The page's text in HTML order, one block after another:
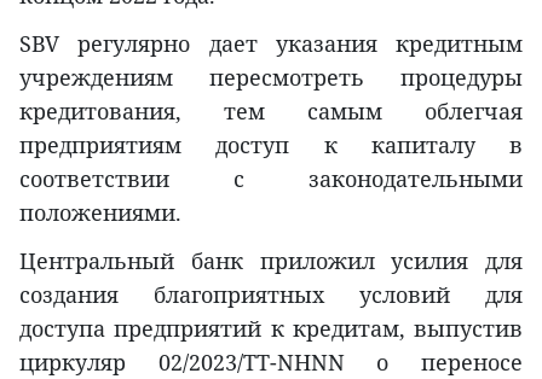
SBV регулярно дает указания кредитным
учреждениям пересмотреть процедуры
кредитования, тем самым облегчая
предприятиям доступ к капиталу в
соответствии с законодательными
положениями.
Центральный банк приложил усилия для
создания благоприятных условий для
доступа предприятий к кредитам, выпустив
циркуляр 02/2023/TT-NHNN о переносе